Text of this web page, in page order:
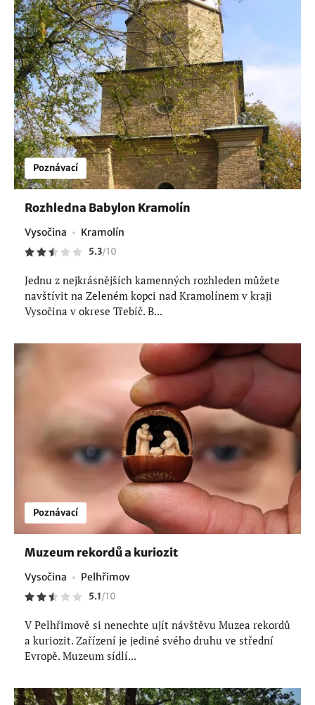
Poznávací
Rozhledna Babylon Kramolín
Vysočina Kramolín
5.3/10
Jednu z nejkrásnějších kamenných rozhleden můžete
navštívit na Zeleném kopci nad Kramolínem v kraji
Vysočina v okrese Třebíč. B...
Poznávací
Muzeum rekordů a kuriozit
Vysočina Pelhřimov
5.1/10
V Pelhřimově si nenechte ujít návštěvu Muzea rekordů
a kuriozit. Zařízení je jediné svého druhu ve střední
Evropě. Muzeum sídlí...